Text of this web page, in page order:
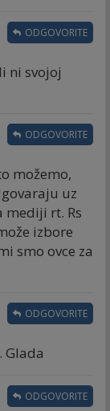
ni svojoj
ODGOVORITE
možemo,
uz
rt. Rs
izbore
smo ovce za
ODGOVORITE
Glada
ODGOVORITE
ODGOVORITE